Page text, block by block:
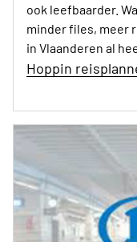
ook leefbaarder.
minder files, meer
in Vlaanderen al
Hoppin